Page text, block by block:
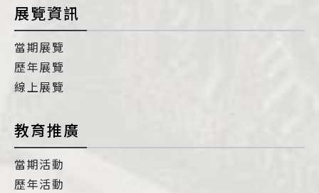
展覽資訊
當期展覽
歷年展覽
線上展覽
教育推廣
當期活動
歷年活動